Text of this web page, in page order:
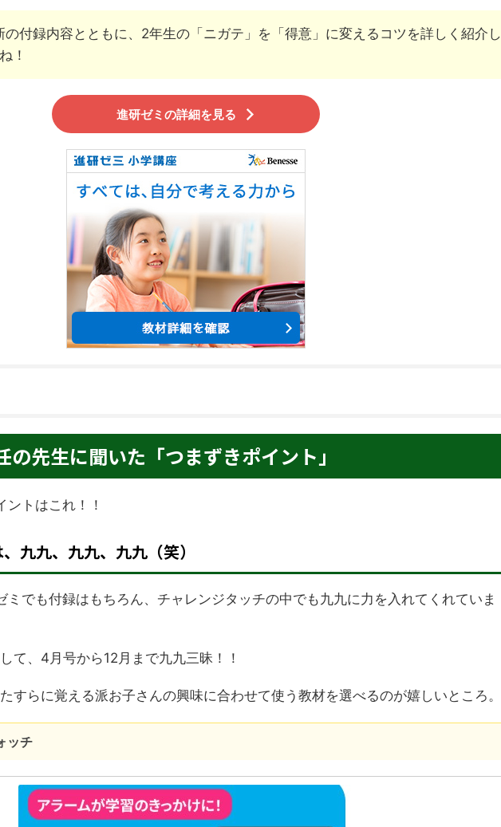
付録内容とともに、2年生の「ニガテ」を「得意」に変えるコツを詳しく紹介し
！
進研ゼミの詳細を見る
先生に聞いた「つまずきポイント」
トはこれ！！
九九、九九、九九（笑）
ミでも付録はもちろん、チャレンジタッチの中でも九九に力を入れてくれていま
て、4月号から12月まで九九三昧！！
すらに覚える派お子さんの興味に合わせて使う教材を選べるのが嬉しいところ。
ッチ